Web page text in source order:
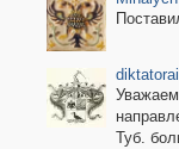
Туб.